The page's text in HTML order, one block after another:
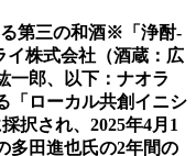
第三の和酒※「浄酎-
イ株式会社（酒蔵：広
一郎、以下：ナオラ
「ローカル共創イニシ
択され、2025年4月1
多田進也氏の2年間の